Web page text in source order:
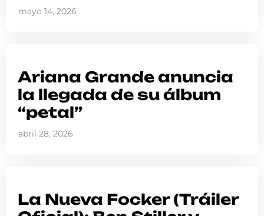
mayo 14, 2026
Ariana Grande anuncia
la llegada de su álbum
“petal”
abril 28, 2026
La Nueva Focker (Tráiler